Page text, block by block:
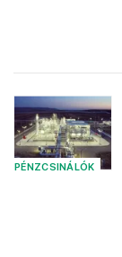
PÉNZCSINÁLÓK